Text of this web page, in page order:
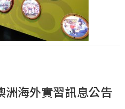
洲海外實習訊息公告